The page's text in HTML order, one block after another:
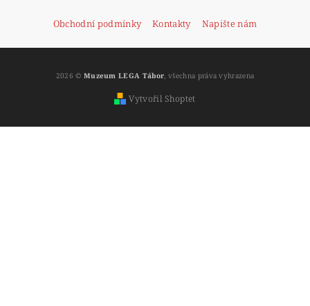
Obchodní podmínky Kontakty Napište nám
2026 © Muzeum LEGA Tábor , všechna práva vyhrazena
Vytvořil Shoptet